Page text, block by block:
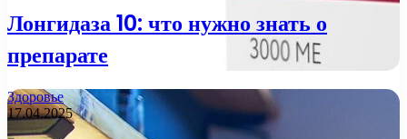
Лонгидаза 10: что нужно знать о
препарате
Здоровье
17.04.2025